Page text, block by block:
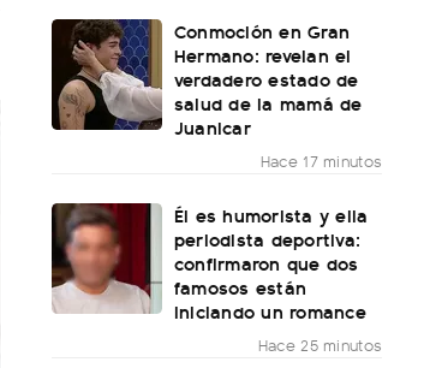
Conmoción en Gran
Hermano: revelan el
verdadero estado de
salud de la mamá de
Juanicar
Hace 17 minutos
Él es humorista y ella
periodista deportiva:
confirmaron que dos
famosos están
iniciando un romance
Hace 25 minutos